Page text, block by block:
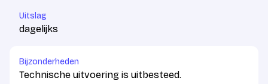
Uitslag
dagelijks
Bijzonderheden
Technische uitvoering is uitbesteed.